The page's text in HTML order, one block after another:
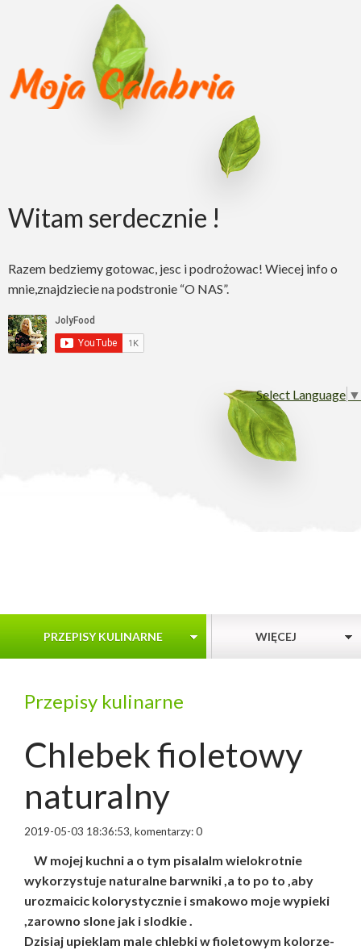
Witam serdecznie !
Razem bedziemy gotowac, jesc i podrożowac! Wiecej info o
mnie,znajdziecie na podstronie “O NAS”.
Select Language ▼
PRZEPISY KULINARNE WIĘCEJ
Przepisy kulinarne
Chlebek fioletowy
naturalny
2019-05-03 18:36:53, komentarzy: 0
W mojej kuchni a o tym pisalalm wielokrotnie
wykorzystuje naturalne barwniki ,a to po to ,aby
urozmaicic kolorystycznie i smakowo moje wypieki
,zarowno slone jak i slodkie .
Dzisiaj upieklam male chlebki w fioletowym kolorze-